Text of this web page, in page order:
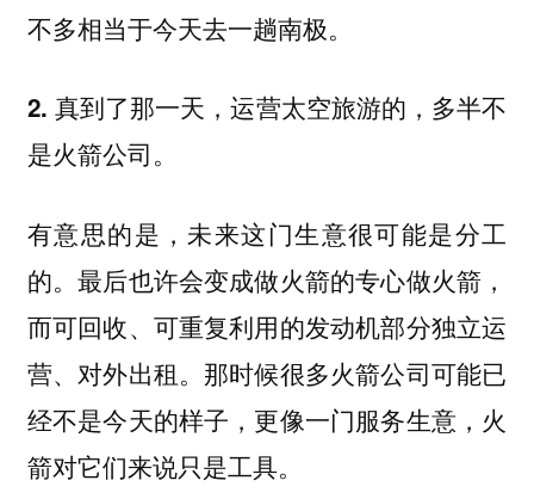
不多相当于今天去一趟南极。
2. 真到了那一天，运营太空旅游的，多半不
是火箭公司。
有意思的是，未来这门生意很可能是分工
的。最后也许会变成做火箭的专心做火箭，
而可回收、可重复利用的发动机部分独立运
营、对外出租。那时候很多火箭公司可能已
经不是今天的样子，更像一门服务生意，火
箭对它们来说只是工具。